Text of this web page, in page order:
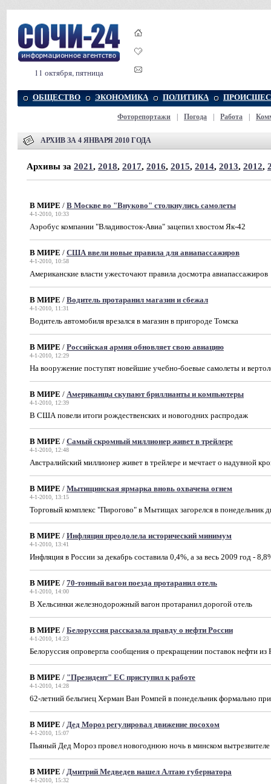
11 октября, пятница
ОБЩЕСТВО ЭКОНОМИКА ПОЛИТИКА
Фоторепортажи Погода Работа
АРХИВ ЗА 4 ЯНВАРЯ 2010 ГОДА
Архивы за 2021, 2018, 2017, 2016, 2015, 2014, 2013, 2012,
В МИРЕ / В Москве во "Внуково" столкнулись самолеты
4-1-2010, 10:33
Аэробус компании "Владивосток-Авиа" зацепил хвостом Як-42
В МИРЕ / США ввели новые правила для авиапассажиров
4-1-2010, 10:58
Американские власти ужесточают правила досмотра авиапассажиров
В МИРЕ / Водитель протаранил магазин и сбежал
4-1-2010, 11:31
Водитель автомобиля врезался в магазин в пригороде Томска
В МИРЕ / Российская армия обновляет свою авиацию
4-1-2010, 12:29
На вооружение поступят новейшие учебно-боевые самолеты и
В МИРЕ / Американцы скупают бриллианты и компьютеры
4-1-2010, 12:39
В США повели итоги рождественских и новогодних распродаж
В МИРЕ / Cамый скромный миллионер живет в трейлере
4-1-2010, 12:48
Австралийский миллионер живет в трейлере и мечтает о надувной
В МИРЕ / Мытищинская ярмарка вновь охвачена огнем
4-1-2010, 13:15
Торговый комплекс "Пирогово" в Мытищах загорелся в понедельник
В МИРЕ / Инфляция преодолела исторический минимум
4-1-2010, 13:41
Инфляция в России за декабрь составила 0,4%, а за весь 2009 год -
В МИРЕ / 70-тонный вагон поезда протаранил отель
4-1-2010, 14:00
В Хельсинки железнодорожный вагон протаранил дорогой отель
В МИРЕ / Белоруссия рассказала правду о нефти России
4-1-2010, 14:23
Белоруссия опровергла сообщения о прекращении поставок нефти из
В МИРЕ / "Президент" ЕС приступил к работе
4-1-2010, 14:28
62-летний бельгиец Херман Ван Ромпей в понедельник формально
В МИРЕ / Дед Мороз регулировал движение посохом
4-1-2010, 15:07
Пьяный Дед Мороз провел новогоднюю ночь в минском вытрезвителе
В МИРЕ / Дмитрий Медведев нашел Алтаю губернатора
4-1-2010, 15:32